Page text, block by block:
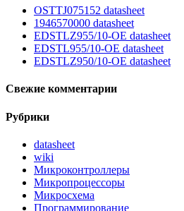
OSTTJ075152 datasheet
1946570000 datasheet
EDSTLZ955/10-OE datasheet
EDSTL955/10-OE datasheet
EDSTLZ950/10-OE datasheet
Свежие комментарии
Рубрики
datasheet
wiki
Микроконтроллеры
Микропроцессоры
Микросхема
Программирование